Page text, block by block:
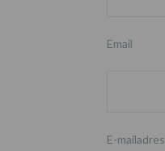
Email
E-mailadres